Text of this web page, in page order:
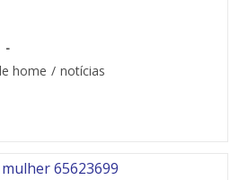
home / notícias